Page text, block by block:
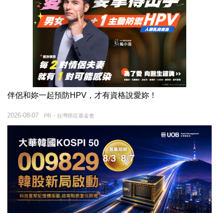
伴侶和妳一起預防HPV，才有資格說愛妳！
PR・台灣癌症基金會
2026-08-07